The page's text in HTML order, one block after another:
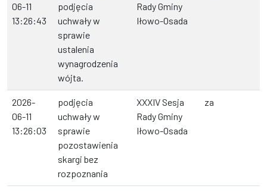
06-11
13:26:43
podjęcia
uchwały w
sprawie
ustalenia
wynagrodzenia
wójta.
Rady Gminy
Iłowo-Osada
2026-
06-11
13:26:03
podjęcia
uchwały w
sprawie
pozostawienia
skargi bez
rozpoznania
XXXIV Sesja
Rady Gminy
Iłowo-Osada
za